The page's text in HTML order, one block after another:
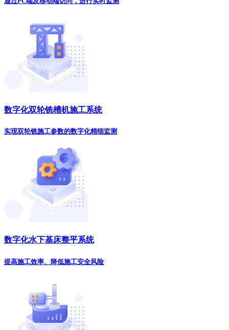
数字化双轮铣槽机施工系统
实现双轮铣施工参数的数字化精细监测
数字化水下基床整平系统
提高施工效率、降低施工安全风险